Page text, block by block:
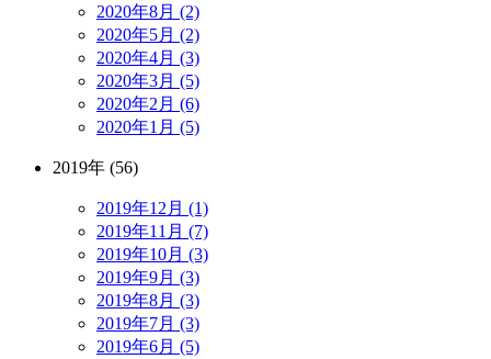
2020年8月 (2)
2020年5月 (2)
2020年4月 (3)
2020年3月 (5)
2020年2月 (6)
2020年1月 (5)
2019年 (56)
2019年12月 (1)
2019年11月 (7)
2019年10月 (3)
2019年9月 (3)
2019年8月 (3)
2019年7月 (3)
2019年6月 (5)